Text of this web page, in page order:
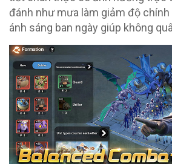
đánh như mưa làm giảm độ
ánh sáng ban ngày giúp không